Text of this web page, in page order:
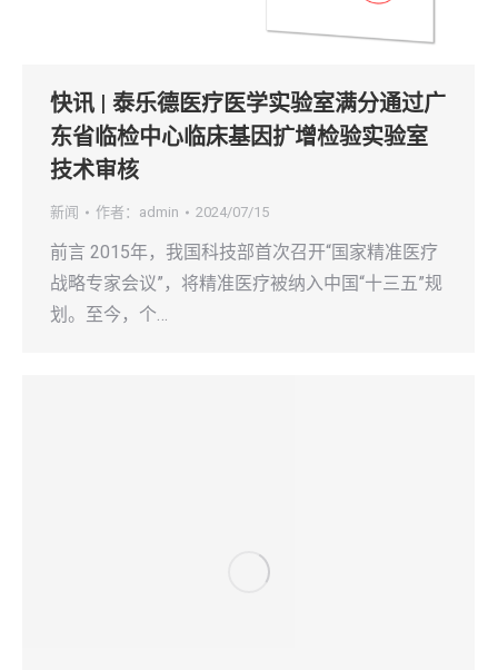
快讯 | 泰乐德医疗医学实验室满分通过广
东省临检中心临床基因扩增检验实验室
技术审核
新闻 作者： admin 2024/07/15
前言 2015年，我国科技部首次召开“国家精准医疗
战略专家会议”，将精准医疗被纳入中国“十三五”规
划。至今，个…